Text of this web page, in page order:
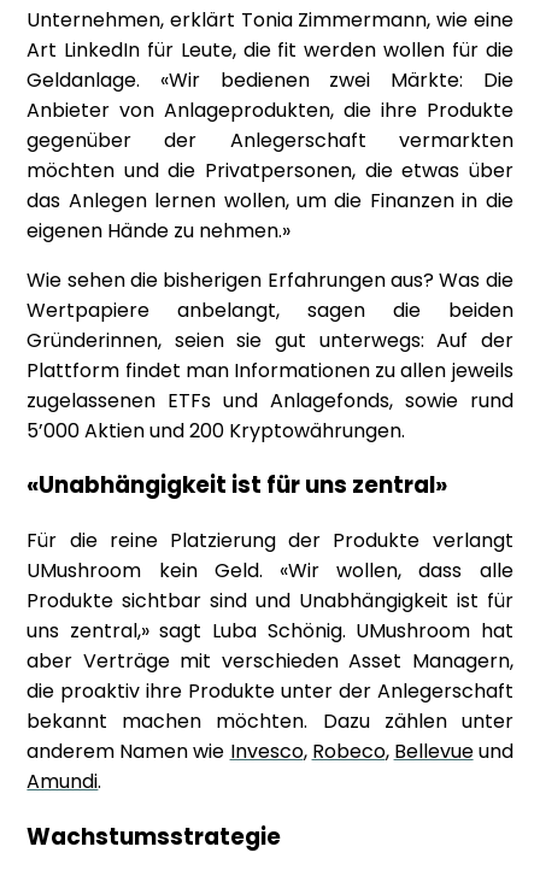
Unternehmen, erklärt Tonia Zimmermann, wie eine
Art LinkedIn für Leute, die fit werden wollen für die
Geldanlage. «Wir bedienen zwei Märkte: Die
Anbieter von Anlageprodukten, die ihre Produkte
gegenüber der Anlegerschaft vermarkten
möchten und die Privatpersonen, die etwas über
das Anlegen lernen wollen, um die Finanzen in die
eigenen Hände zu nehmen.»
Wie sehen die bisherigen Erfahrungen aus? Was die
Wertpapiere anbelangt, sagen die beiden
Gründerinnen, seien sie gut unterwegs: Auf der
Plattform findet man Informationen zu allen jeweils
zugelassenen ETFs und Anlagefonds, sowie rund
5’000 Aktien und 200 Kryptowährungen.
«Unabhängigkeit ist für uns zentral»
Für die reine Platzierung der Produkte verlangt
UMushroom kein Geld. «Wir wollen, dass alle
Produkte sichtbar sind und Unabhängigkeit ist für
uns zentral,» sagt Luba Schönig. UMushroom hat
aber Verträge mit verschieden Asset Managern,
die proaktiv ihre Produkte unter der Anlegerschaft
bekannt machen möchten. Dazu zählen unter
anderem Namen wie Invesco, Robeco, Bellevueund
Amundi.
Wachstumsstrategie